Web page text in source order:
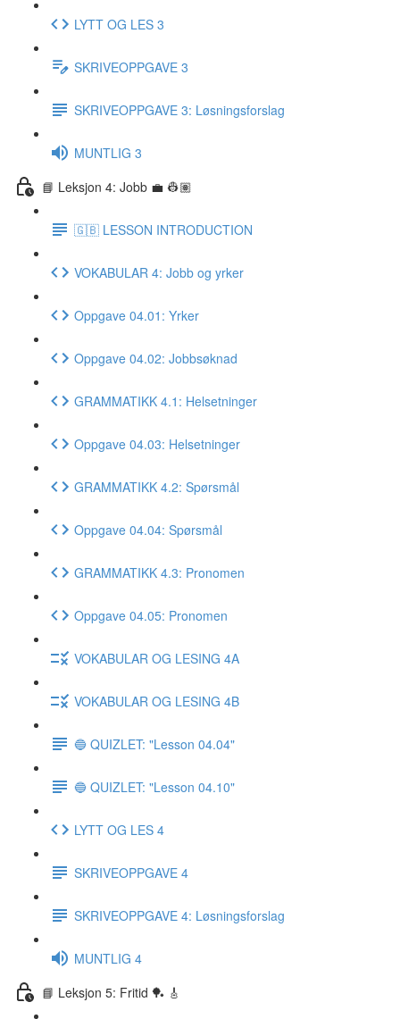
LYTT OG LES 3
SKRIVEOPPGAVE 3
SKRIVEOPPGAVE 3: Løsningsforslag
MUNTLIG 3
📘 Leksjon 4: Jobb 💼 👷🏽
🇬🇧 LESSON INTRODUCTION
VOKABULAR 4: Jobb og yrker
Oppgave 04.01: Yrker
Oppgave 04.02: Jobbsøknad
GRAMMATIKK 4.1: Helsetninger
Oppgave 04.03: Helsetninger
GRAMMATIKK 4.2: Spørsmål
Oppgave 04.04: Spørsmål
GRAMMATIKK 4.3: Pronomen
Oppgave 04.05: Pronomen
VOKABULAR OG LESING 4A
VOKABULAR OG LESING 4B
🔵 QUIZLET: "Lesson 04.04"
🔵 QUIZLET: "Lesson 04.10"
LYTT OG LES 4
SKRIVEOPPGAVE 4
SKRIVEOPPGAVE 4: Løsningsforslag
MUNTLIG 4
📘 Leksjon 5: Fritid 🏓 🎸